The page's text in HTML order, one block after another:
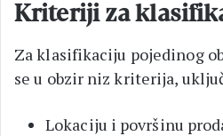
Kriteriji za
Za klasifikaciju pojedinog
se u obzir niz kriterija,
Lokaciju i površinu